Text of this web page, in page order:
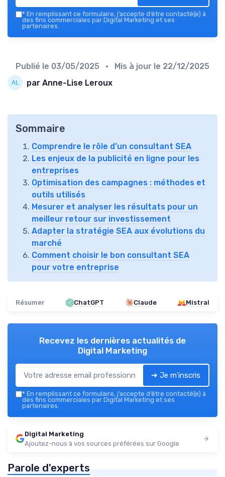
* En remplissant ce formulaire, j’accepte d’être contacté(e) à
des fins commerciales par Digital Marketing et ses
partenaires.
Publié le 03/05/2025 • Mis à jour le 22/12/2025
par Anne-Lise Leroux
Sommaire
Comprendre le rôle d’un consultant SEA
Les enjeux de la publicité en ligne pour les
entreprises
Optimisation des campagnes : méthodes et
outils utilisés
Mesurer et analyser les résultats pour un
meilleur retour sur investissement
Adapter la stratégie SEA aux évolutions du
marché
Comment choisir le bon consultant SEA
pour votre entreprise
Résumer ChatGPT Claude Mistral
Recevez les dernières actualités de
Digital Marketing
➔ Je m'inscris
* En remplissant ce formulaire, j’accepte d’être contacté(e) à
des fins commerciales par Digital Marketing et ses
partenaires.
Digital Marketing
Ajoutez-nous à vos sources préférées sur Google
Parole d'experts